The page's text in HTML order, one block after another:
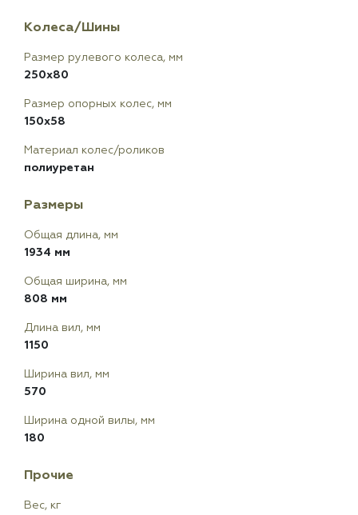
Колеса/Шины
Размер рулевого колеса, мм
250x80
Размер опорных колес, мм
150x58
Материал колес/роликов
полиуретан
Размеры
Общая длина, мм
1934 мм
Общая ширина, мм
808 мм
Длина вил, мм
1150
Ширина вил, мм
570
Ширина одной вилы, мм
180
Прочие
Вес, кг